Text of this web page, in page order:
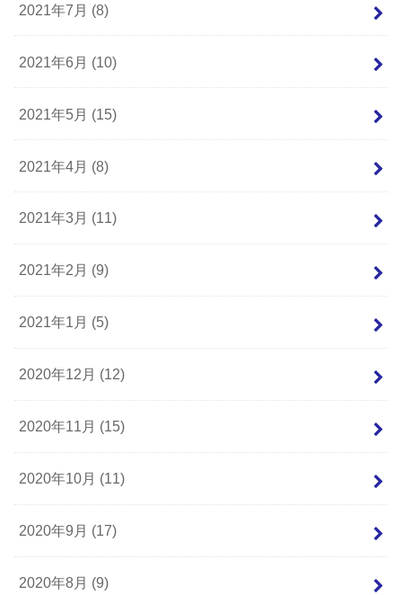
2021年7月 (8)
2021年6月 (10)
2021年5月 (15)
2021年4月 (8)
2021年3月 (11)
2021年2月 (9)
2021年1月 (5)
2020年12月 (12)
2020年11月 (15)
2020年10月 (11)
2020年9月 (17)
2020年8月 (9)